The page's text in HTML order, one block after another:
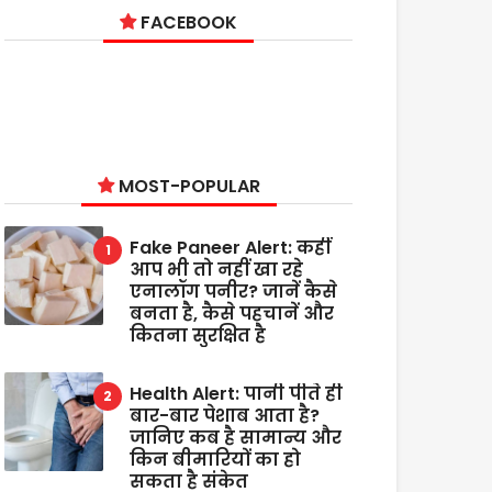
FACEBOOK
MOST-POPULAR
Fake Paneer Alert: कहीं
आप भी तो नहीं खा रहे
एनालॉग पनीर? जानें कैसे
बनता है, कैसे पहचानें और
कितना सुरक्षित है
Health Alert: पानी पीते ही
बार-बार पेशाब आता है?
जानिए कब है सामान्य और
किन बीमारियों का हो
सकता है संकेत